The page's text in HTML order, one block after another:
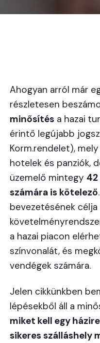
Ahogyan arról már
részletesen
minősítés a hazai
érintő legújabb
Korm.rendelet),
hotelek és panziók,
üzemelő mintegy 42
számára is kötelező
bevezetésének
a hazai piacon
színvonalát, és
vendégek számára.
Jelen cikkünkben
lépésekből áll a
miket kell egy
sikeres szálláshely